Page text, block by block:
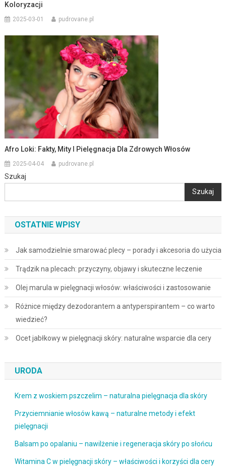
Koloryzacji
2025-03-01 pudrovane.pl
Afro Loki: Fakty, Mity I Pielęgnacja Dla Zdrowych Włosów
2025-04-04 pudrovane.pl
Szukaj
Szukaj
OSTATNIE WPISY
Jak samodzielnie smarować plecy – porady i akcesoria do użycia
Trądzik na plecach: przyczyny, objawy i skuteczne leczenie
Olej marula w pielęgnacji włosów: właściwości i zastosowanie
Różnice między dezodorantem a antyperspirantem – co warto
wiedzieć?
Ocet jabłkowy w pielęgnacji skóry: naturalne wsparcie dla cery
URODA
Krem z woskiem pszczelim – naturalna pielęgnacja dla skóry
Przyciemnianie włosów kawą – naturalne metody i efekt
pielęgnacji
Balsam po opalaniu – nawilżenie i regeneracja skóry po słońcu
Witamina C w pielęgnacji skóry – właściwości i korzyści dla cery